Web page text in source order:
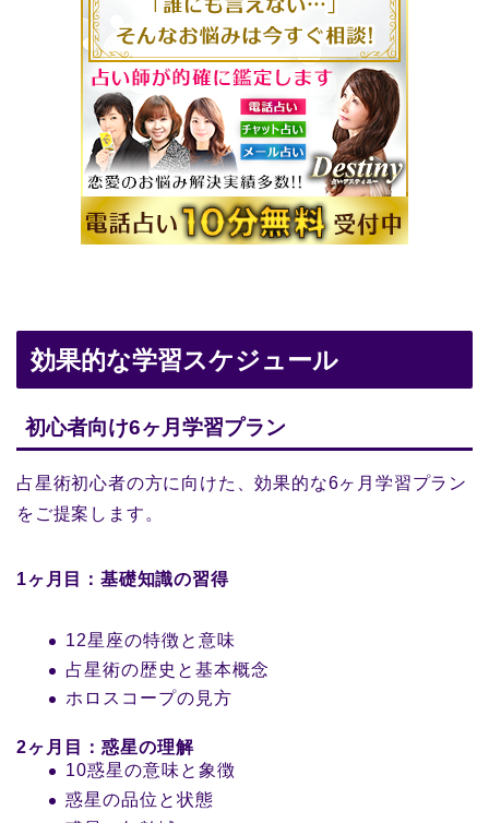
効果的な学習スケジュール
初心者向け6ヶ月学習プラン
占星術初心者の方に向けた、効果的な6ヶ月学習プラン
をご提案します。
1ヶ月目：基礎知識の習得
12星座の特徴と意味
占星術の歴史と基本概念
ホロスコープの見方
2ヶ月目：惑星の理解
10惑星の意味と象徴
惑星の品位と状態